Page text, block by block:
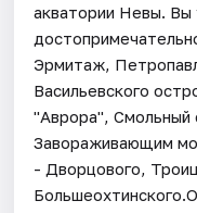
акватории Невы. Вы
Эрмитаж,
Васильевского
"Аврора", Смольный
Завораживающим
- Дворцового,